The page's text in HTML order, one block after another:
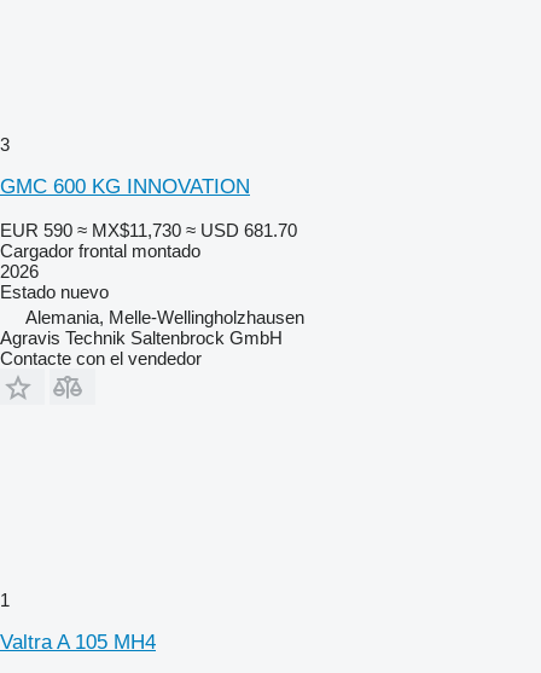
3
GMC 600 KG INNOVATION
EUR 590 ≈ MX$11,730 ≈ USD 681.70
Cargador frontal montado
2026
Estado nuevo
Alemania, Melle-Wellingholzhausen
Agravis Technik Saltenbrock GmbH
Contacte con el vendedor
1
Valtra A 105 MH4